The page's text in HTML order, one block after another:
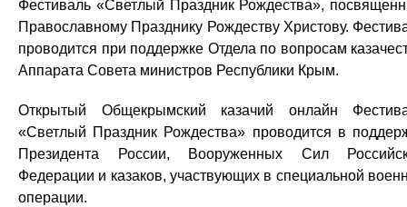
Фестиваль «Светлый Праздник Рождества»,
Православному Празднику Рождеству Христову.
проводится при поддержке Отдела по вопросам
Аппарата Совета министров Республики Крым.
Открытый Общекрымский казачий онлайн
«Светлый Праздник Рождества» проводится в
Президента России, Вооруженных Сил
Федерации и казаков, участвующих в специальной
операции.